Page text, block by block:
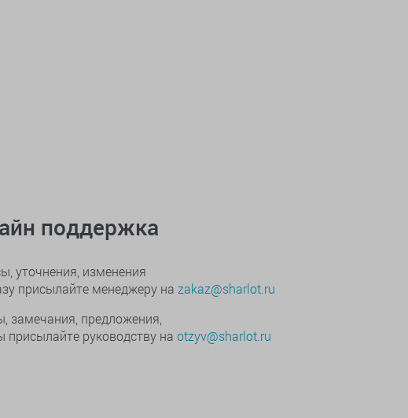
поддержка
уточнения, изменения
присылайте менеджеру на zakaz@sharlot.ru
замечания, предложения,
присылайте руководству на otzyv@sharlot.ru